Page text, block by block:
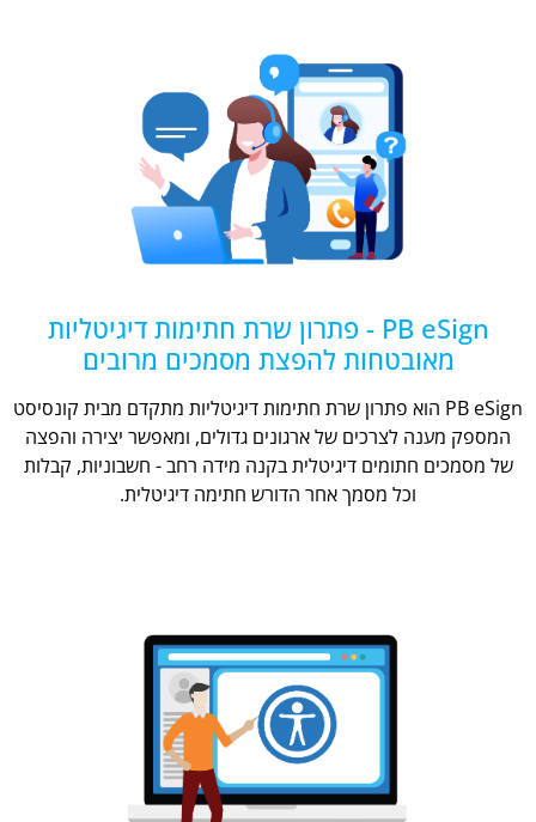
PB eSign - פתרון שרת חתימות דיגיטליות
מאובטחות להפצת מסמכים מרובים
PB eSign הוא פתרון שרת חתימות דיגיטליות מתקדם מבית קונסיסט
המספק מענה לצרכים של ארגונים גדולים, ומאפשר יצירה והפצה
של מסמכים חתומים דיגיטלית בקנה מידה רחב - חשבוניות, קבלות
וכל מסמך אחר הדורש חתימה דיגיטלית.